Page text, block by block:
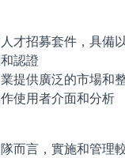
才招募套件，具備
認證
提供廣泛的市場和
使用者介面和分析
而言，實施和管理